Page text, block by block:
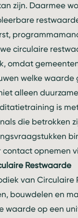
zijn. Daarmee
circulaire
omdat
welke waarde
alleen
is
die betrokken
contact opnemen
Restwaarde
van
bouwdelen en
waarde op een